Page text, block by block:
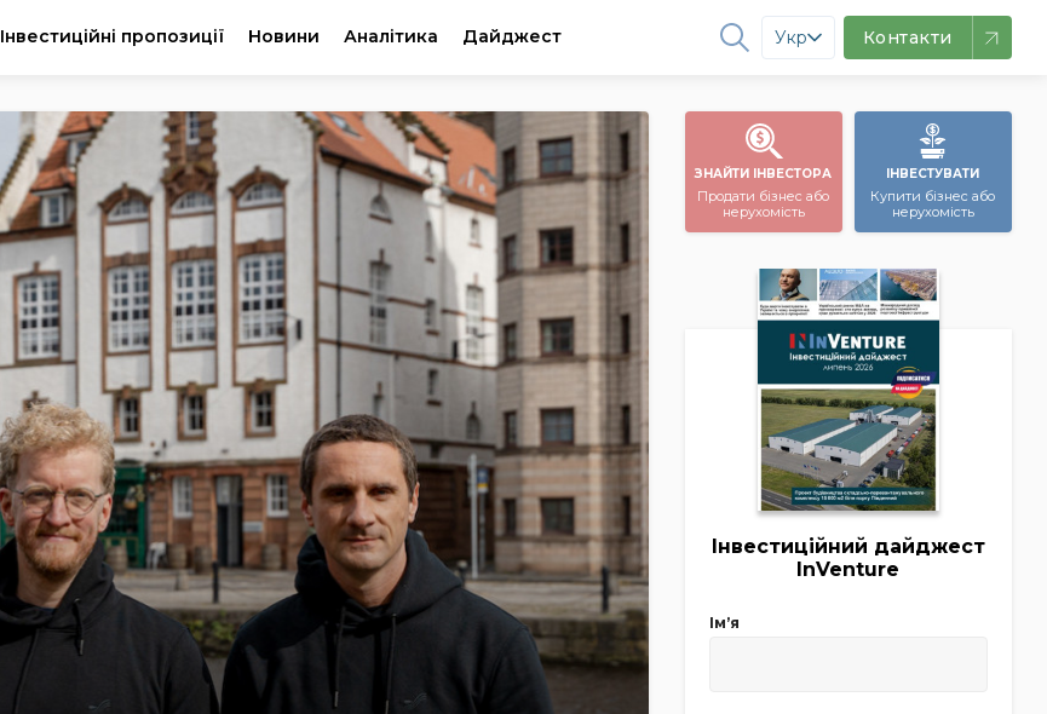
Інвестиційні пропозиції Новини Аналітика Дайджест Укр Контакти
ЗНАЙТИ ІНВЕСТОРА
Продати бізнес або
нерухомість
ІНВЕСТУВАТИ
Купити бізнес або
нерухомість
Інвестиційний дайджест
InVenture
Імʼя